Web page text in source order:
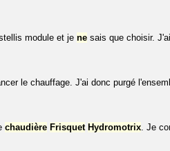
module et je ne sais que choisir.
le chauffage. J'ai donc purgé
chaudière Frisquet Hydromotrix . Je